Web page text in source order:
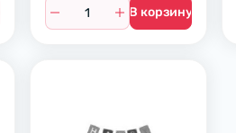
В корзину